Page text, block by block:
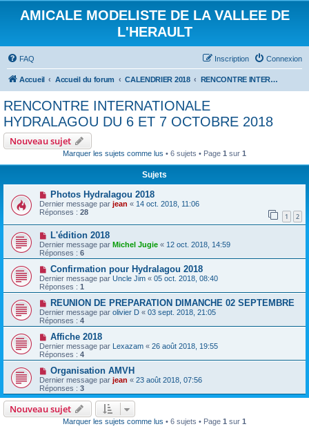
AMICALE MODELISTE DE LA VALLEE DE
L'HERAULT
FAQ Connexion
Inscription
Accueil Accueil du forum CALENDRIER 2018 RENCONTRE INTERNATIONALE HYDRALAGOU DU 6 ET 7 OCTOBRE 2018
RENCONTRE INTERNATIONALE
HYDRALAGOU DU 6 ET 7 OCTOBRE 2018
Nouveau sujet
Marquer les sujets comme lus • 6 sujets • Page 1 sur 1
Sujets
Photos Hydralagou 2018
Dernier message par jean « 14 oct. 2018, 11:06
Réponses : 28 1 2
L'édition 2018
Dernier message par Michel Jugie « 12 oct. 2018, 14:59
Réponses : 6
Confirmation pour Hydralagou 2018
Dernier message par Uncle Jim « 05 oct. 2018, 08:40
Réponses : 1
REUNION DE PREPARATION DIMANCHE 02 SEPTEMBRE
Dernier message par olivier D « 03 sept. 2018, 21:05
Réponses : 4
Affiche 2018
Dernier message par Lexazam « 26 août 2018, 19:55
Réponses : 4
Organisation AMVH
Dernier message par jean « 23 août 2018, 07:56
Réponses : 3
Nouveau sujet
Marquer les sujets comme lus • 6 sujets • Page 1 sur 1